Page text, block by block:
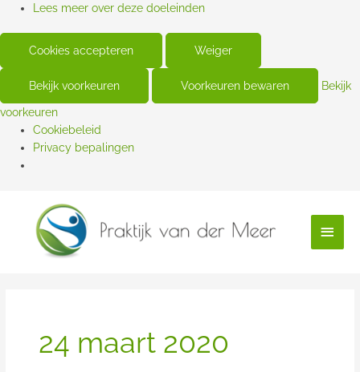
Lees meer over deze doeleinden
Cookies accepteren Weiger
Bekijk voorkeuren Voorkeuren bewaren Bekijk
voorkeuren
Cookiebeleid
Privacy bepalingen
24 maart 2020